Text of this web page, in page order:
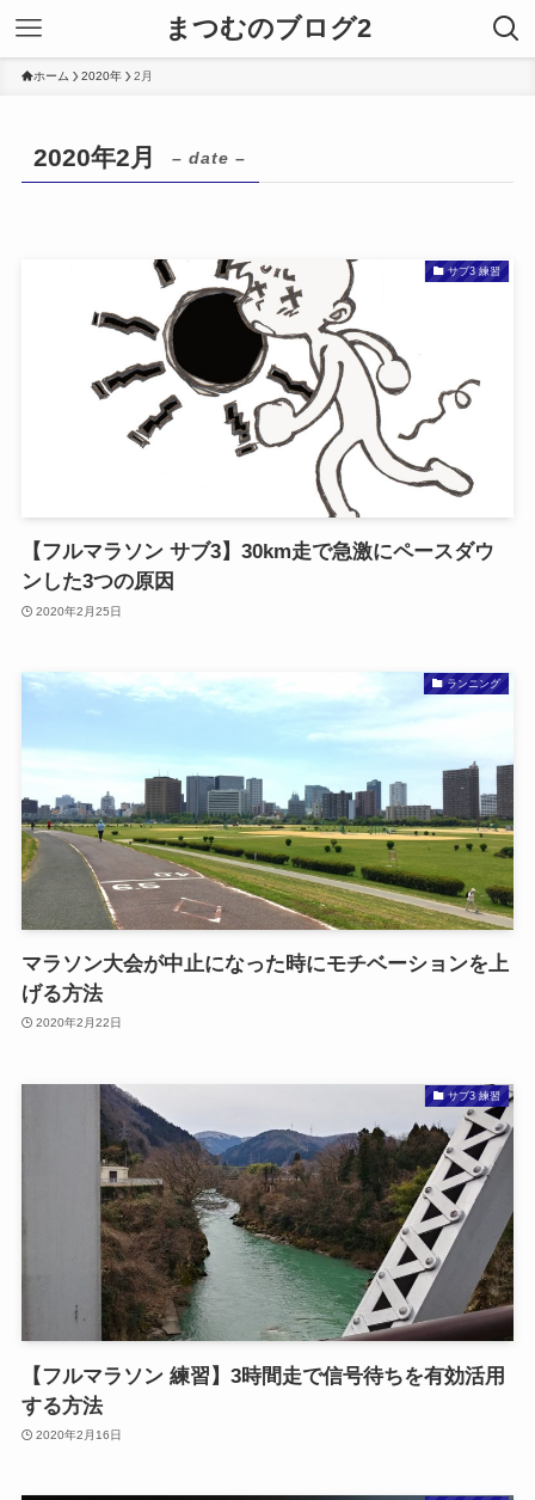
まつむのブログ2
ホーム 2020年 2月
2020年2月 – date –
サブ3 練習
【フルマラソン サブ3】30km走で急激にペースダウ
ンした3つの原因
2020年2月25日
ランニング
マラソン大会が中止になった時にモチベーションを上
げる方法
2020年2月22日
サブ3 練習
【フルマラソン 練習】3時間走で信号待ちを有効活用
する方法
2020年2月16日